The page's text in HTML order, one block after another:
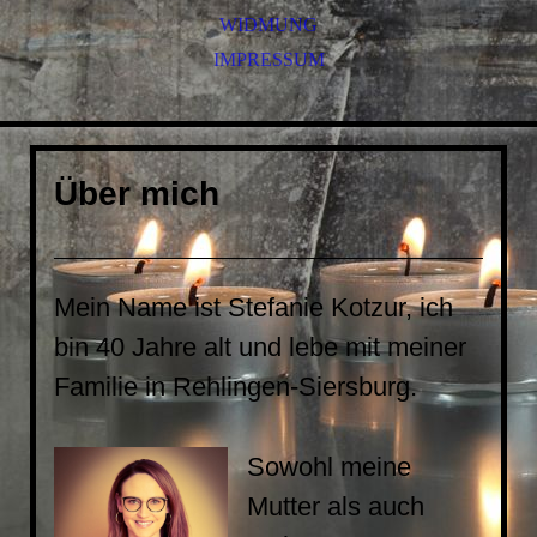
WIDMUNG
IMPRESSUM
Über mich
Mein Name istStefanie Kotzur,ich
bin 40 Jahre alt und lebe mit meiner
Familie in Rehlingen-Siersburg.
Sowohl meine
Mutter als auch